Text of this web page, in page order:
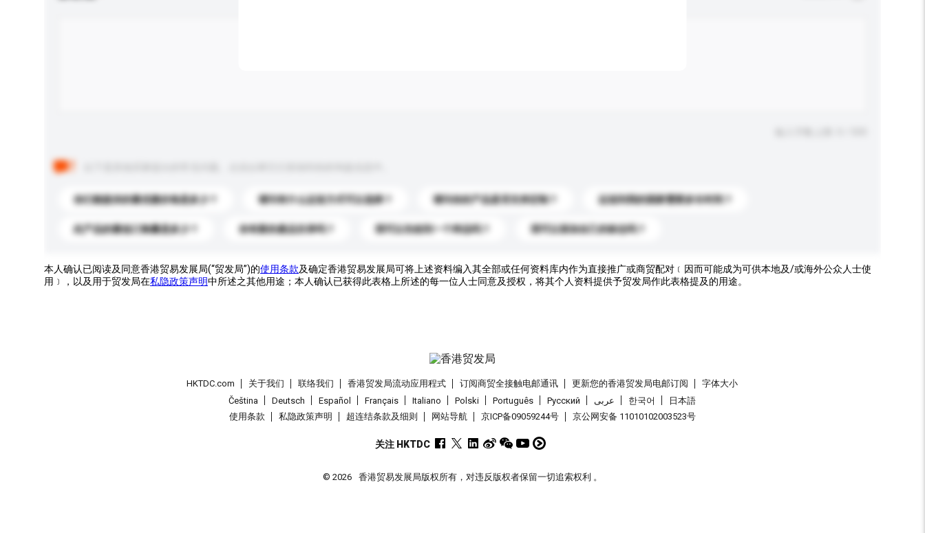
你们能提供的最优惠价格是多少？ 请问有什么运送方式可以选择？ 请问你的产品是否支持定制？ 运送到我的国家需要多长时间？
此产品的最低订购量是多少？ 你有新的產品目录吗？ 我可以先收到一个样品吗？ 我可以添加自己的标志吗？
本人确认已阅读及同意香港贸易发展局(“贸发局”)的使用条款及确定香港贸易发展局可将上述资料编入其全部或任何资料库内作为直接推广或商贸配对﹝因而可能成为可供本地及/或海外公众人士使
用﹞，以及用于贸发局在私隐政策声明中所述之其他用途；本人确认已获得此表格上所述的每一位人士同意及授权，将其个人资料提供予贸发局作此表格提及的用途。
HKTDC.com 关于我们 联络我们 香港贸发局流动应用程式 订阅商贸全接触电邮通讯 更新您的香港贸发局电邮订阅
字体大小
Čeština
Deutsch Español Français Italiano Polski Português Pусский عربى 한국어
日本語
使用条款
私隐政策声明 超连结条款及细则 网站导航 京ICP备09059244号 京公网安备 11010102003523号
关注 HKTDC
© 2026 香港贸易发展局版权所有，对违反版权者保留一切追索权利 。